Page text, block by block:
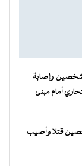
شخصين وإصابة
أمام مبنى
قتلا وأصيب